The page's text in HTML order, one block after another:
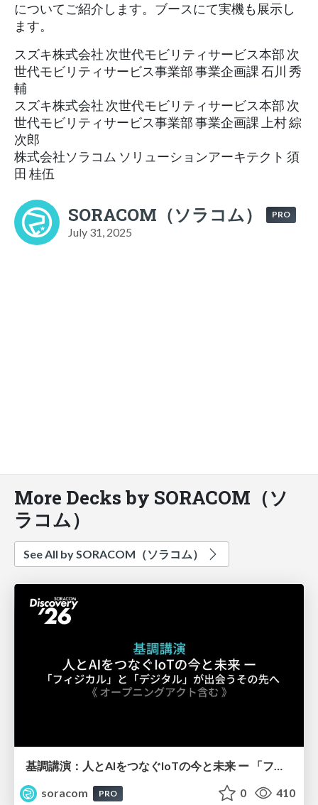
についてご紹介します。ブースにて実機も展示し
ます。
スズキ株式会社 次世代モビリティサービス本部 次
世代モビリティサービス事業部 事業企画課 石川 秀
輔
スズキ株式会社 次世代モビリティサービス本部 次
世代モビリティサービス事業部 事業企画課 上村 綜
次郎
株式会社ソラコム ソリューションアーキテクト 須
田 桂伍
SORACOM（ソラコム） PRO
July 31, 2025
More Decks by SORACOM（ソ
ラコム）
See All by SORACOM（ソラコム）
基調講演：人とAIをつなぐIoTの今と未来 ー 「フィジカル」と「デジタル」が出会うその先へ【SORACOM Discovery 2026】
soracom
PRO 0 410